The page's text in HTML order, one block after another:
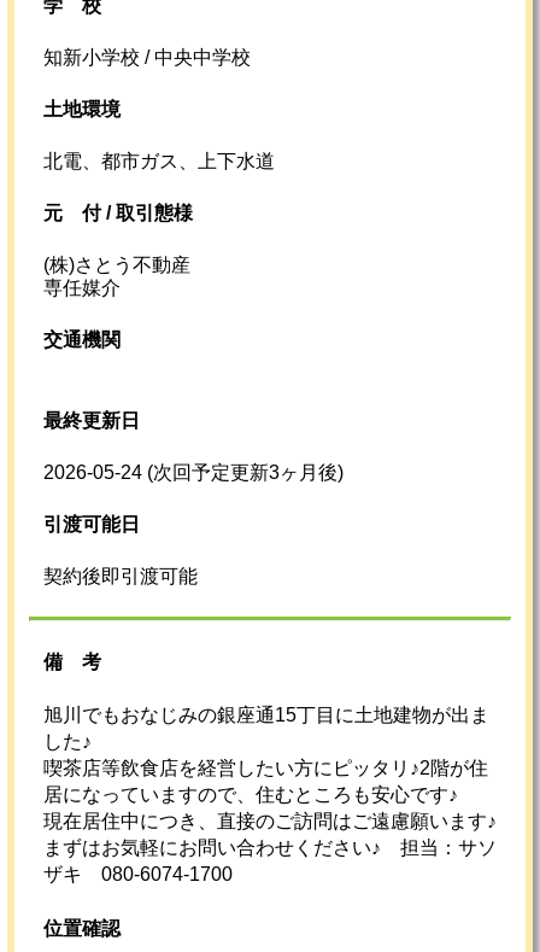
学校
知新小学校 / 中央中学校
土地環境
北電、都市ガス、上下水道
元 付 /取引態様
(株)さとう不動産
専任媒介
交通機関
最終更新日
2026-05-24 (次回予定更新3ヶ月後)
引渡可能日
契約後即引渡可能
備考
旭川でもおなじみの銀座通15丁目に土地建物が出ま
した♪
喫茶店等飲食店を経営したい方にピッタリ♪2階が住
居になっていますので、住むところも安心です♪
現在居住中につき、直接のご訪問はご遠慮願います♪
まずはお気軽にお問い合わせください♪ 担当：サソ
ザキ 080-6074-1700
位置確認